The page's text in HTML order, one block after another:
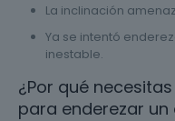
La inclinación
Ya se intentó
inestable.
¿Por qué
para enderezar un